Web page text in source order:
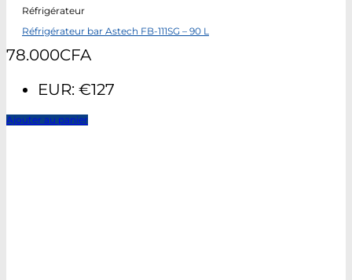
Réfrigérateur
Réfrigérateur bar Astech FB-111SG – 90 L
78.000CFA
EUR: €127
Ajouter au panier